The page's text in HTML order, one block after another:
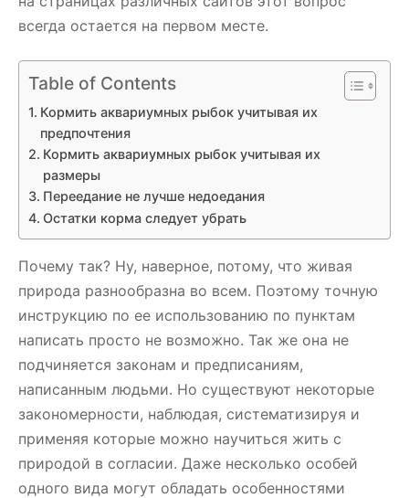
всегда остается на первом месте.
Table of Contents
Кормить аквариумных рыбок учитывая их
предпочтения
Кормить аквариумных рыбок учитывая их
размеры
Переедание не лучше недоедания
Остатки корма следует убрать
Почему так? Ну, наверное, потому, что живая
природа разнообразна во всем. Поэтому точную
инструкцию по ее использованию по пунктам
написать просто не возможно. Так же она не
подчиняется законам и предписаниям,
написанным людьми. Но существуют некоторые
закономерности, наблюдая, систематизируя и
применяя которые можно научиться жить с
природой в согласии. Даже несколько особей
одного вида могут обладать особенностями